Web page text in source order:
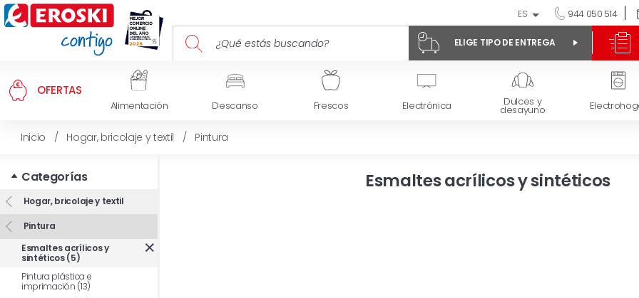
ES 944 050 514
ELIGE TIPO DE ENTREGA
OFERTAS
Alimentación Descanso Frescos Electrónica Dulces y
desayuno
Inicio / Hogar, bricolaje y textil / Pintura
Categorías
Hogar, bricolaje y textil
Pintura
Esmaltes acrílicos y
sintéticos (5)
Pintura plástica e
imprimación (13)
Esmaltes acrílicos y sintéticos